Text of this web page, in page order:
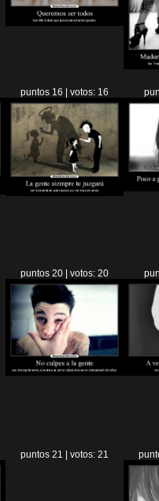
puntos 16 | votos: 16
puntos 20 | votos: 20
puntos 21 | votos: 21